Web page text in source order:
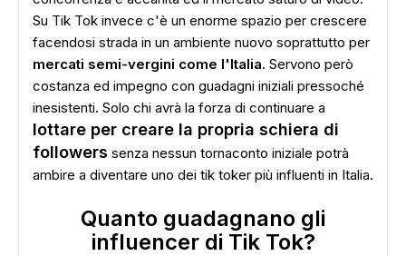
ADS
Su Tik Tok invece c'è un enorme spazio per crescere
facendosi strada in un ambiente nuovo soprattutto per
mercati semi-vergini come l'Italia. Servono però
costanza ed impegno con guadagni iniziali pressoché
inesistenti. Solo chi avrà la forza di continuare a
lottare per creare la propria schiera di
followers senza nessun tornaconto iniziale potrà
ambire a diventare uno dei tik toker più influenti in Italia.
Quanto guadagnano gli
influencer di Tik Tok?